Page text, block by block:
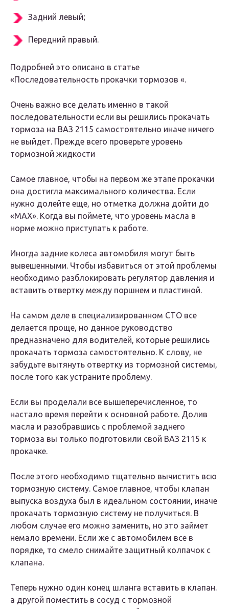
Задний левый;
Передний правый.
Подробней это описано в статье
«Последовательность прокачки тормозов «.
Очень важно все делать именно в такой
последовательности если вы решились прокачать
тормоза на ВАЗ 2115 самостоятельно иначе ничего
не выйдет. Прежде всего проверьте уровень
тормозной жидкости
Самое главное, чтобы на первом же этапе прокачки
она достигла максимального количества. Если
нужно долейте еще, но отметка должна дойти до
«MAX». Когда вы поймете, что уровень масла в
норме можно приступать к работе.
Иногда задние колеса автомобиля могут быть
вывешенными. Чтобы избавиться от этой проблемы
необходимо разблокировать регулятор давления и
вставить отвертку между поршнем и пластиной.
На самом деле в специализированном СТО все
делается проще, но данное руководство
предназначено для водителей, которые решились
прокачать тормоза самостоятельно. К слову, не
забудьте вытянуть отвертку из тормозной системы,
после того как устраните проблему.
Если вы проделали все вышеперечисленное, то
настало время перейти к основной работе. Долив
масла и разобравшись с проблемой заднего
тормоза вы только подготовили свой ВАЗ 2115 к
прокачке.
После этого необходимо тщательно вычистить всю
тормозную систему. Самое главное, чтобы клапан
выпуска воздуха был в идеальном состоянии, иначе
прокачать тормозную систему не получиться. В
любом случае его можно заменить, но это займет
немало времени. Если же с автомобилем все в
порядке, то смело снимайте защитный колпачок с
клапана.
Теперь нужно один конец шланга вставить в клапан.
а другой поместить в сосуд с тормозной